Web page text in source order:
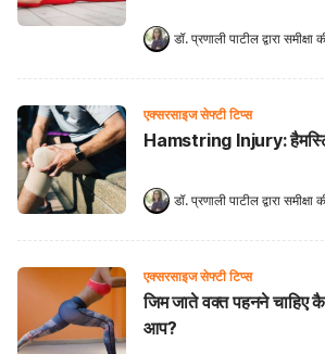
डॉ. प्रणाली पाटील द्वारा समीक्षा
एक्सरसाइज सेफ्टी टिप्स
Hamstring Injury:
डॉ. प्रणाली पाटील द्वारा समीक्षा
एक्सरसाइज सेफ्टी टिप्स
जिम जाते वक्त पहनने चाहिए
आप?